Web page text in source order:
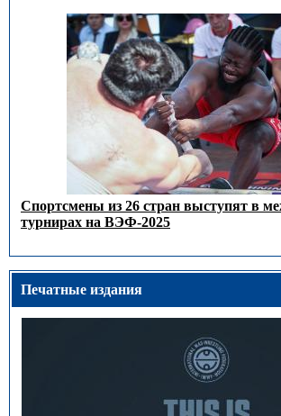
Спортсмены из 26 стран выступят в
турнирах на ВЭФ-2025
Печатные издания